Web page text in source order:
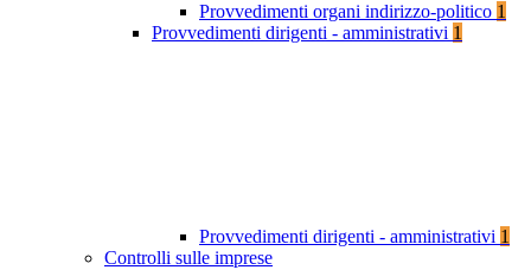
Provvedimenti organi indirizzo-politico 1
Provvedimenti dirigenti - amministrativi 1
Provvedimenti dirigenti - amministrativi 1
Controlli sulle imprese